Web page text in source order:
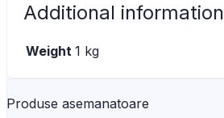
Additional information
Weight 1 kg
Produse asemanatoare